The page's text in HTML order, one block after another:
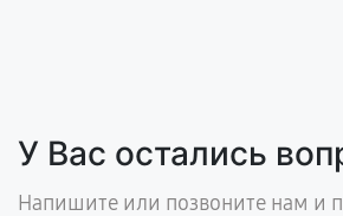
У Вас остались
Напишите или позвоните нам и